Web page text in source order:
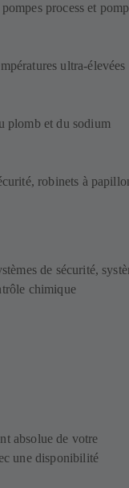
process et
ultra-élevées
plomb et du sodium
robinets à
de sécurité,
chimique
absolue de votre
une disponibilité